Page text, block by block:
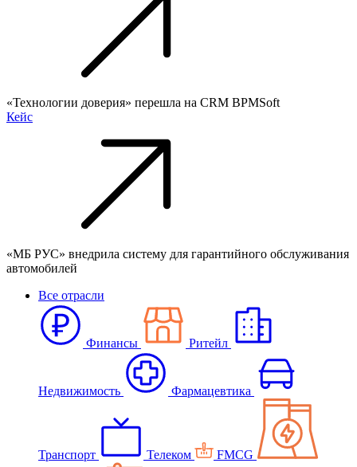
«Технологии доверия» перешла на CRM BPMSoft
Кейс
«МБ РУС» внедрила систему для гарантийного обслуживания
автомобилей
Все отрасли
Финансы Ритейл
Недвижимость Фармацевтика
Транспорт Телеком FMCG